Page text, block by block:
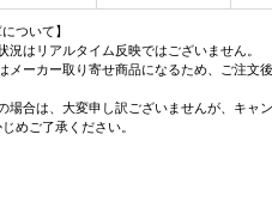
について】
況はリアルタイム反映ではございません。
メーカー取り寄せ商品になるため、ご注文
場合は、大変申し訳ございませんが、キャ
めご了承ください。